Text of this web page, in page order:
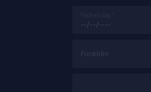
Forældre